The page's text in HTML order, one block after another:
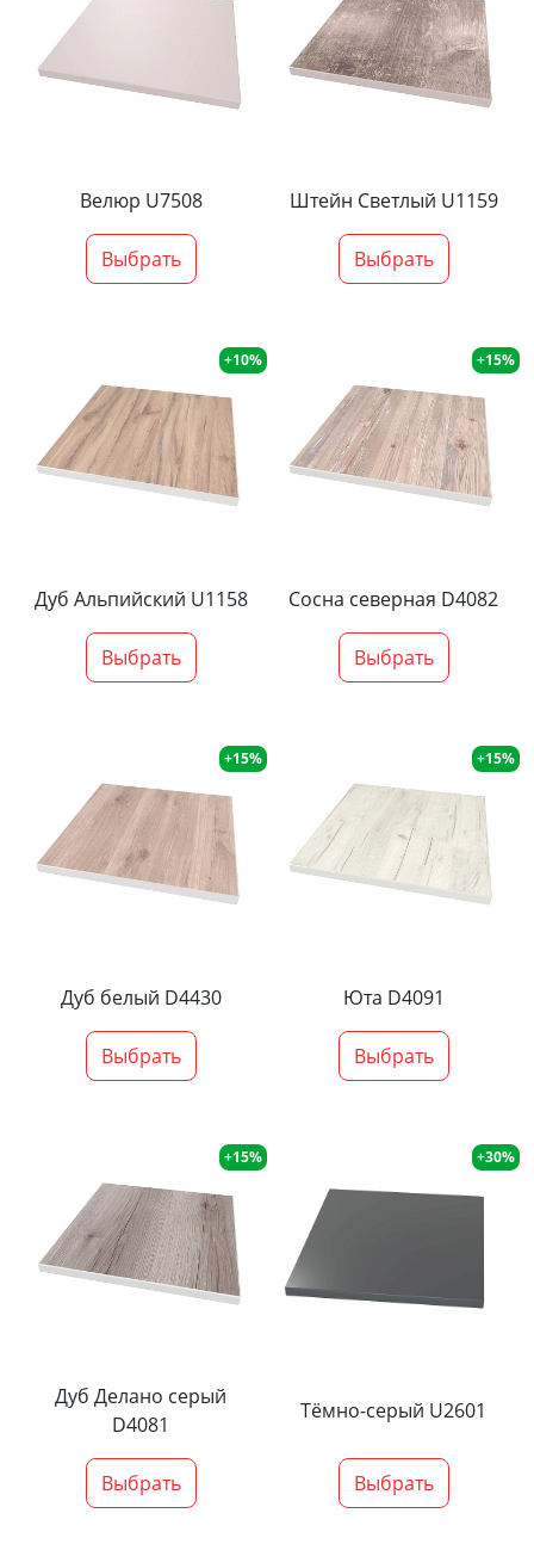
Велюр U7508
Выбрать
Штейн Светлый U1159
Выбрать
+10%
Дуб Альпийский U1158
Выбрать
+15%
Сосна северная D4082
Выбрать
+15%
Дуб белый D4430
Выбрать
+15%
Юта D4091
Выбрать
+15%
Дуб Делано серый
D4081
Выбрать
+30%
Тёмно-серый U2601
Выбрать